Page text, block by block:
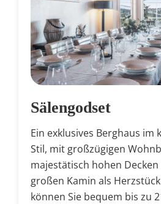
Sälengodset
Ein exklusives Berghaus im
Stil, mit großzügigen
majestätisch hohen
großen Kamin als
können Sie bequem bis zu